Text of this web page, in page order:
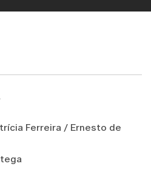
Ferreira / Ernesto de